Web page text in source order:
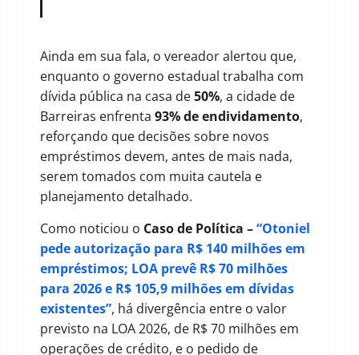
Ainda em sua fala, o vereador alertou que,
enquanto o governo estadual trabalha com
dívida pública na casa de50%, a cidade de
Barreiras enfrenta 93% de endividamento,
reforçando que decisões sobre novos
empréstimos devem, antes de mais nada,
serem tomados com muita cautela e
planejamento detalhado.
Como noticiou o Caso de Política –“Otoniel
pede autorização para R$ 140 milhões em
empréstimos; LOA prevê R$ 70 milhões
para 2026 e R$ 105,9 milhões em dívidas
existentes”, há divergência entre o valor
previsto na LOA 2026, de R$ 70 milhões em
operações de crédito, e o pedido de